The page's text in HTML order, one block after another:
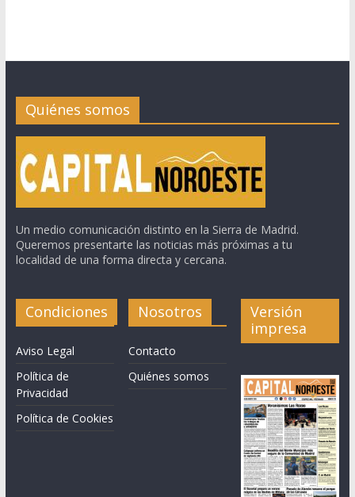
Quiénes somos
Un medio comunicación distinto en la Sierra de Madrid.
Queremos presentarte las noticias más próximas a tu
localidad de una forma directa y cercana.
Condiciones
Aviso Legal
Política de
Privacidad
Política de Cookies
Nosotros
Contacto
Quiénes somos
Versión
impresa